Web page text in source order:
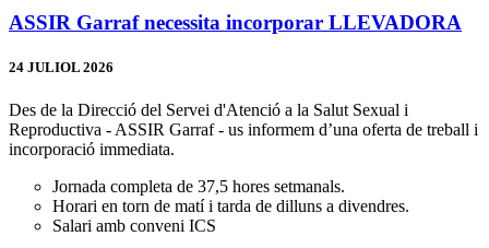
ASSIR Garraf necessita incorporar LLEVADORA
24 JULIOL 2026
Des de la Direcció del Servei d'Atenció a la Salut Sexual i
Reproductiva - ASSIR Garraf - us informem d’una oferta de treball i
incorporació immediata.
Jornada completa de 37,5 hores setmanals.
Horari en torn de matí i tarda de dilluns a divendres.
Salari amb conveni ICS